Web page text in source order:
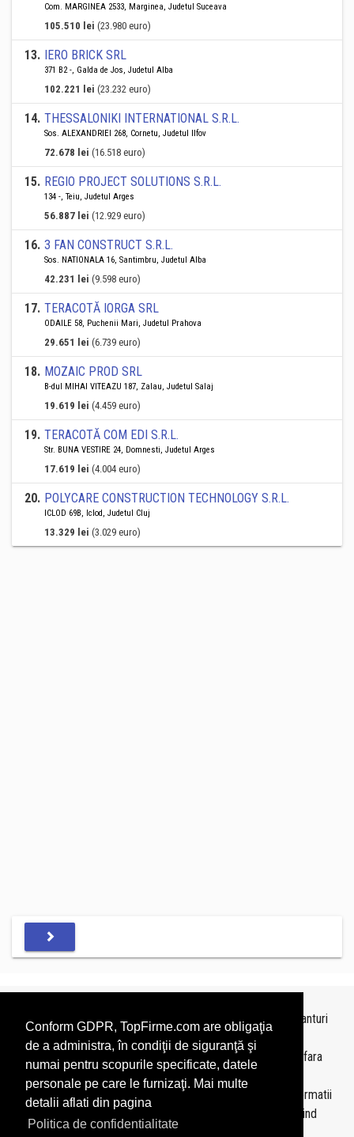
Conform GDPR, TopFirme.com are obligaţia
de a administra, în condiţii de siguranţă şi
numai pentru scopurile specificate, datele
personale pe care le furnizaţi. Mai multe
detalii aflati din pagina
Politica de confidentialitate
Com. MARGINEA 2533, Marginea, Judetul Suceava
105.510 lei (23.980 euro)
13. IERO BRICK SRL
371 B2 -, Galda de Jos, Judetul Alba
102.221 lei (23.232 euro)
14. THESSALONIKI INTERNATIONAL S.R.L.
Sos. ALEXANDRIEI 268, Cornetu, Judetul Ilfov
72.678 lei (16.518 euro)
15. REGIO PROJECT SOLUTIONS S.R.L.
134 -, Teiu, Judetul Arges
56.887 lei (12.929 euro)
16. 3 FAN CONSTRUCT S.R.L.
Sos. NATIONALA 16, Santimbru, Judetul Alba
42.231 lei (9.598 euro)
17. TERACOTĂ IORGA SRL
ODAILE 58, Puchenii Mari, Judetul Prahova
29.651 lei (6.739 euro)
18. MOZAIC PROD SRL
B-dul MIHAI VITEAZU 187, Zalau, Judetul Salaj
19.619 lei (4.459 euro)
19. TERACOTĂ COM EDI S.R.L.
Str. BUNA VESTIRE 24, Domnesti, Judetul Arges
17.619 lei (4.004 euro)
20. POLYCARE CONSTRUCTION TECHNOLOGY S.R.L.
ICLOD 69B, Iclod, Judetul Cluj
13.329 lei (3.029 euro)
Topurile sunt realizate deTopFirme
pe baza ultimelor bilanturi
depuse si au scop informativ.
Este interzisa folosirea topurilor fara acordul TopFirme si fara
precizarea sursei.
Daca doriti sa achizitionati
topuri personalizate
sau informatii
despre agentii economici va rugam sa ne contactati folosind
sectiunea Contact